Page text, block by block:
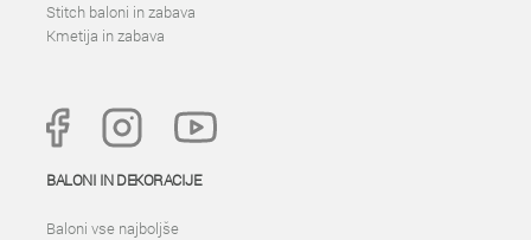
Stitch baloni in zabava
Kmetija in zabava
BALONI IN DEKORACIJE
Baloni vse najboljše